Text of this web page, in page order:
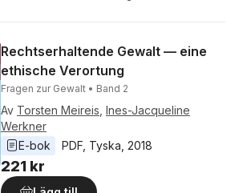
Rechtserhaltende Gewalt — eine
ethische Verortung
Fragen zur Gewalt • Band 2
Av Torsten Meireis Ines-Jacqueline
Werkner
E-bok
PDF Tyska 2018
221 kr